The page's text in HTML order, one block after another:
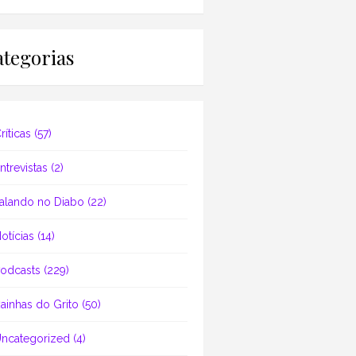
(57)
(2)
no Diabo (22)
(14)
(229)
do Grito (50)
(4)